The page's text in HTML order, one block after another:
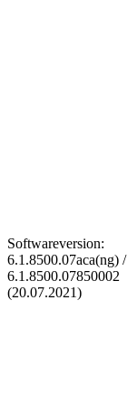
Softwareversion:
6.1.8500.07aca(ng) /
6.1.8500.07850002
(20.07.2021)